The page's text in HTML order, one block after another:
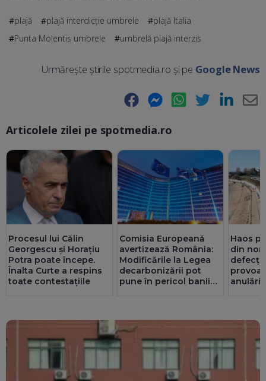
plajă plajă interdicție umbrele
plajă Italia
Punta Molentis umbrele
umbrelă plajă interzis
Urmărește știrile spotmedia.ro și pe Google News
Facebook Messenger WhatsApp Twitter LinkedIn
Articolele zilei pe spotmedia.ro
Procesul lui Călin
Georgescu și Horațiu
Potra poate începe.
Înalta Curte a respins
toate contestațiile
Comisia Europeană
avertizează România:
Modificările la Legea
decarbonizării pot
pune în pericol banii
Haos
din
anulări